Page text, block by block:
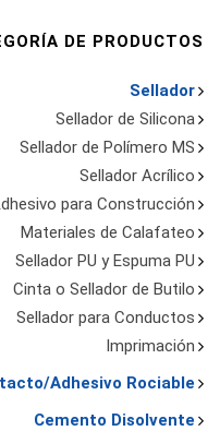
DE PRODUCTOS
Sellador
Sellador de Silicona
Sellador de Polímero MS
Sellador Acrílico
para Construcción
Materiales de Calafateo
Sellador PU y Espuma PU
Cinta o Sellador de Butilo
Sellador para Conductos
Imprimación
Adhesivo Rociable
Cemento Disolvente